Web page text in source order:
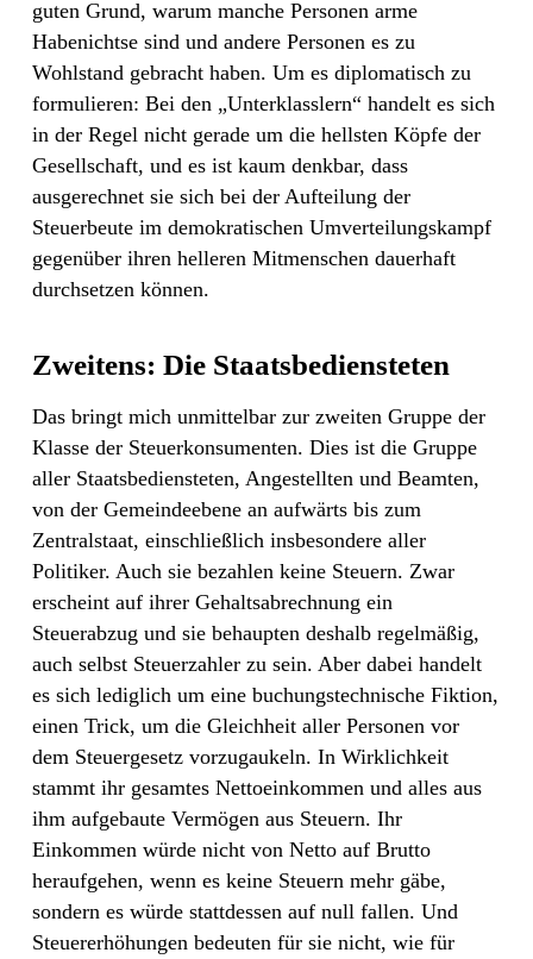
guten Grund, warum manche Personen arme
Habenichtse sind und andere Personen es zu
Wohlstand gebracht haben. Um es diplomatisch zu
formulieren: Bei den „Unterklasslern“ handelt es sich
in der Regel nicht gerade um die hellsten Köpfe der
Gesellschaft, und es ist kaum denkbar, dass
ausgerechnet sie sich bei der Aufteilung der
Steuerbeute im demokratischen Umverteilungskampf
gegenüber ihren helleren Mitmenschen dauerhaft
durchsetzen können.
Zweitens: Die Staatsbediensteten
Das bringt mich unmittelbar zur zweiten Gruppe der
Klasse der Steuerkonsumenten. Dies ist die Gruppe
aller Staatsbediensteten, Angestellten und Beamten,
von der Gemeindeebene an aufwärts bis zum
Zentralstaat, einschließlich insbesondere aller
Politiker. Auch sie bezahlen keine Steuern. Zwar
erscheint auf ihrer Gehaltsabrechnung ein
Steuerabzug und sie behaupten deshalb regelmäßig,
auch selbst Steuerzahler zu sein. Aber dabei handelt
es sich lediglich um eine buchungstechnische Fiktion,
einen Trick, um die Gleichheit aller Personen vor
dem Steuergesetz vorzugaukeln. In Wirklichkeit
stammt ihr gesamtes Nettoeinkommen und alles aus
ihm aufgebaute Vermögen aus Steuern. Ihr
Einkommen würde nicht von Netto auf Brutto
heraufgehen, wenn es keine Steuern mehr gäbe,
sondern es würde stattdessen auf null fallen. Und
Steuererhöhungen bedeuten für sie nicht, wie für